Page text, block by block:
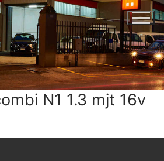
N1 1.3 mjt 16v